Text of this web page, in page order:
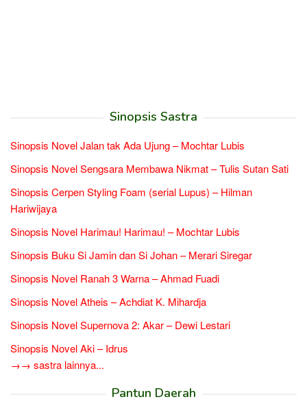
Sinopsis Sastra
Sinopsis Novel Jalan tak Ada Ujung – Mochtar Lubis
Sinopsis Novel Sengsara Membawa Nikmat – Tulis Sutan Sati
Sinopsis Cerpen Styling Foam (serial Lupus) – Hilman
Hariwijaya
Sinopsis Novel Harimau! Harimau! – Mochtar Lubis
Sinopsis Buku Si Jamin dan Si Johan – Merari Siregar
Sinopsis Novel Ranah 3 Warna – Ahmad Fuadi
Sinopsis Novel Atheis – Achdiat K. Mihardja
Sinopsis Novel Supernova 2: Akar – Dewi Lestari
Sinopsis Novel Aki – Idrus
→→ sastra lainnya...
Pantun Daerah